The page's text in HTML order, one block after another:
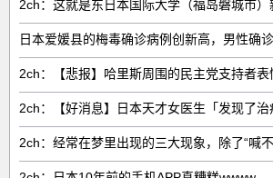
日本爱媛县的梅毒确诊病例创新高，男性确
2ch：【悲报】哈里斯周围的民主党支持者表